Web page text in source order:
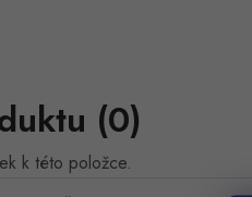
(0)
k této položce.